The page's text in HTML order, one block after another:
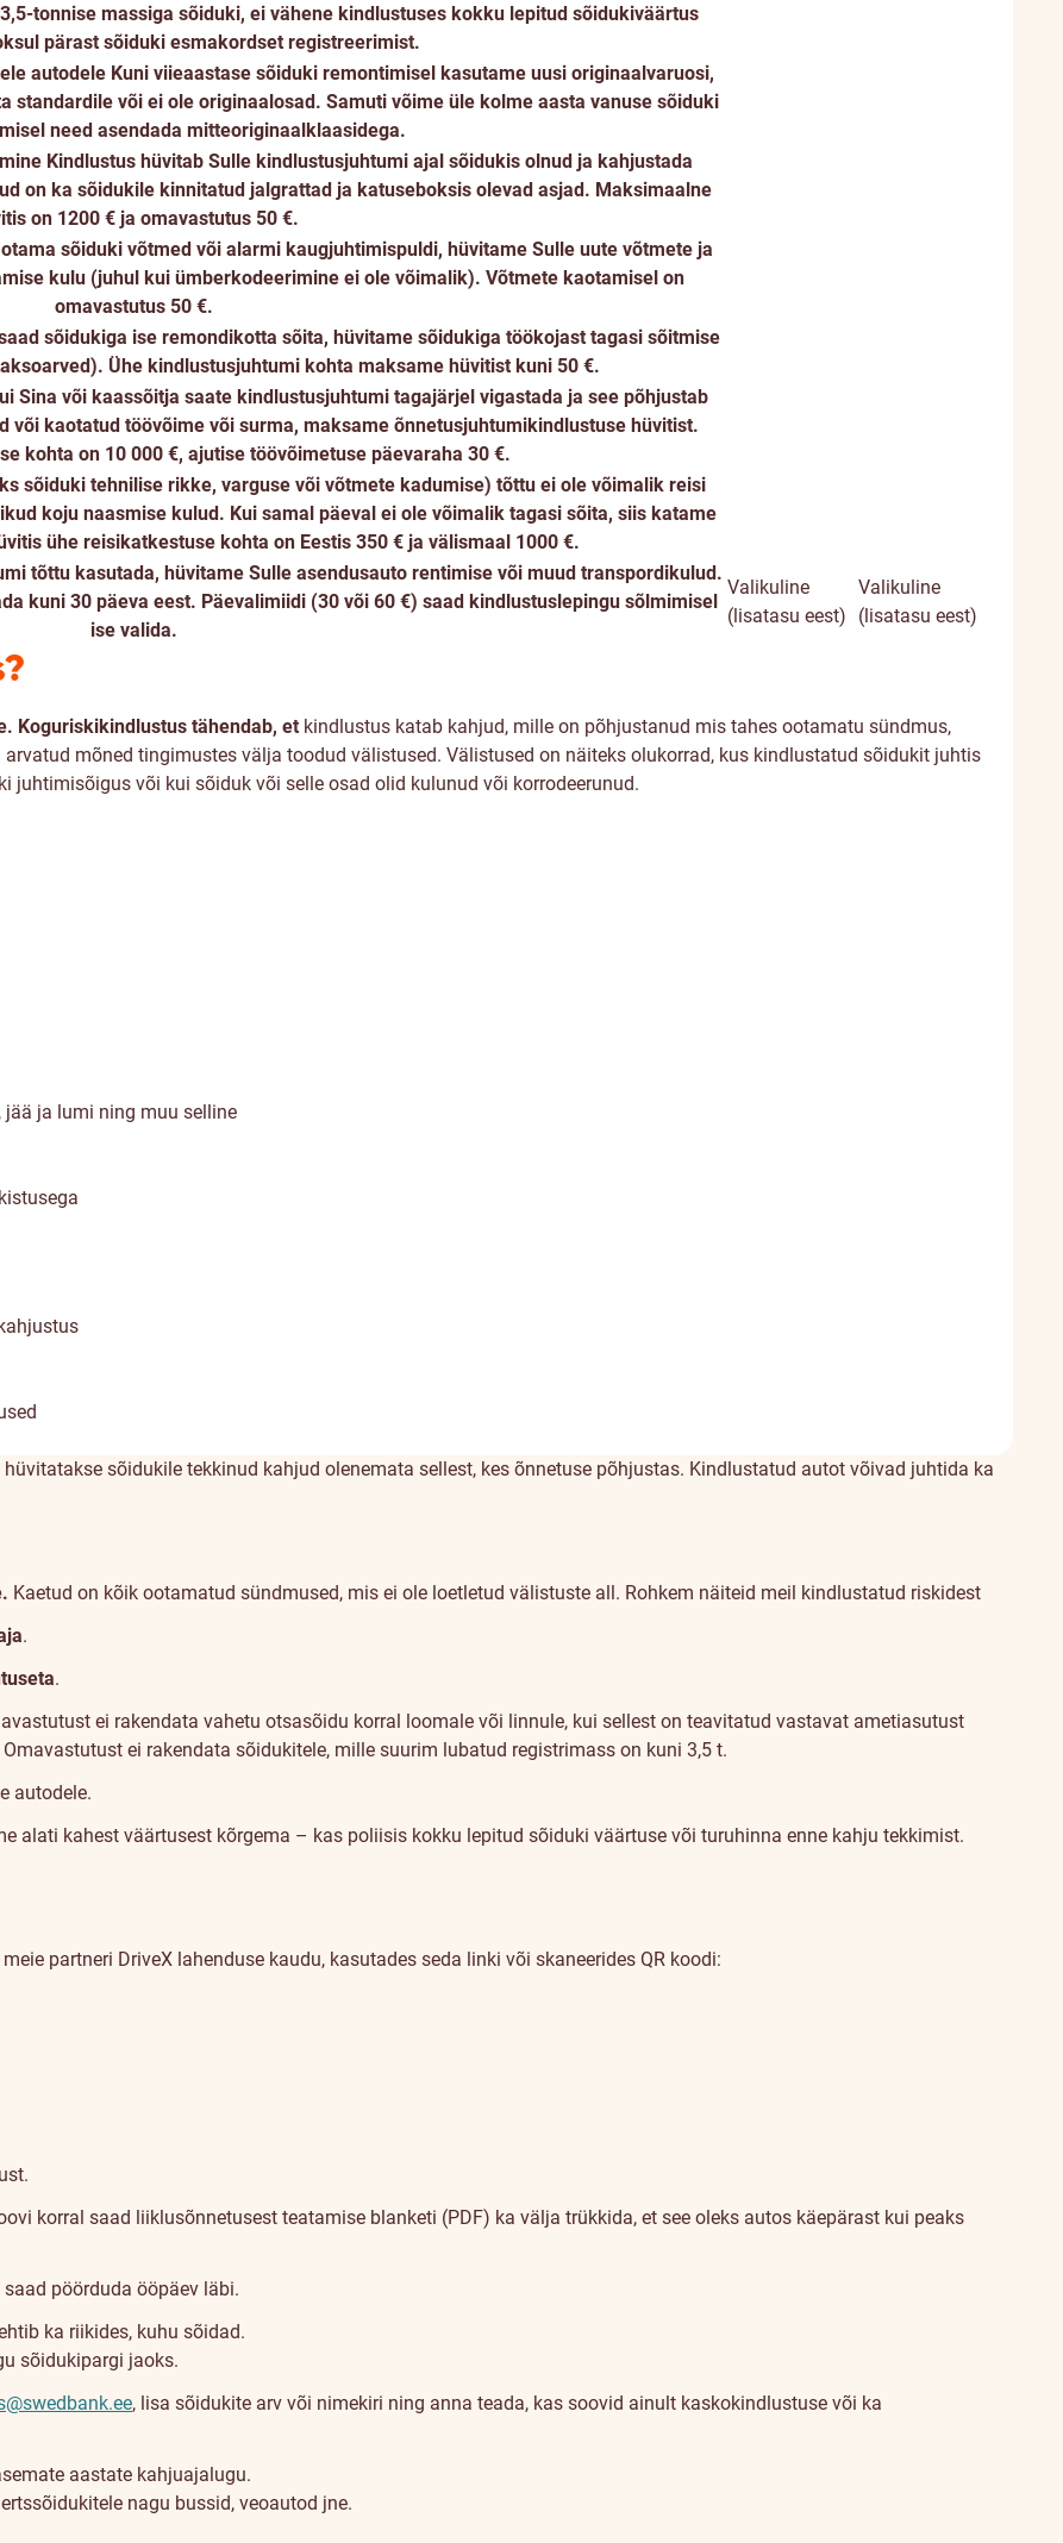
tonnise massiga sõiduki, ei vähene kindlustuses kokku lepitud sõidukiväärtus
pärast sõiduki esmakordset registreerimist.
autodele Kuni viieaastase sõiduki remontimisel kasutame uusi originaalvaruosi,
standardile või ei ole originaalosad. Samuti võime üle kolme aasta vanuse sõiduki
need asendada mitteoriginaalklaasidega.
Kindlustus hüvitab Sulle kindlustusjuhtumi ajal sõidukis olnud ja kahjustada
on ka sõidukile kinnitatud jalgrattad ja katuseboksis olevad asjad. Maksimaalne
on 1200 € ja omavastutus 50 €.
sõiduki võtmed või alarmi kaugjuhtimispuldi, hüvitame Sulle uute võtmete ja
kulu (juhul kui ümberkodeerimine ei ole võimalik). Võtmete kaotamisel on
omavastutus 50 €.
sõidukiga ise remondikotta sõita, hüvitame sõidukiga töökojast tagasi sõitmise
Ühe kindlustusjuhtumi kohta maksame hüvitist kuni 50 €.
Sina või kaassõitja saate kindlustusjuhtumi tagajärjel vigastada ja see põhjustab
või kaotatud töövõime või surma, maksame õnnetusjuhtumikindlustuse hüvitist.
kohta on 10 000 €, ajutise töövõimetuse päevaraha 30 €.
sõiduki tehnilise rikke, varguse või võtmete kadumise) tõttu ei ole võimalik reisi
koju naasmise kulud. Kui samal päeval ei ole võimalik tagasi sõita, siis katame
ühe reisikatkestuse kohta on Eestis 350 € ja välismaal 1000 €.
tõttu kasutada, hüvitame Sulle asendusauto rentimise või muud transpordikulud.
kuni 30 päeva eest. Päevalimiidi (30 või 60 €) saad kindlustuslepingu sõlmimisel
ise valida.
Valikuline
(lisatasu eest)
Valikuline
(lisatasu eest)
Koguriskikindlustus tähendab, et kindlustus katab kahjud, mille on põhjustanud mis tahes ootamatu sündmus,
mõned tingimustes välja toodud välistused. Välistused on näiteks olukorrad, kus kindlustatud sõidukit juhtis
juhtimisõigus või kui sõiduk või selle osad olid kulunud või korrodeerunud.
jää ja lumi ning muu selline
sõidukile tekkinud kahjud olenemata sellest, kes õnnetuse põhjustas. Kindlustatud autot võivad juhtida ka
Kaetud on kõik ootamatud sündmused, mis ei ole loetletud välistuste all. Rohkem näiteid meil kindlustatud riskidest
.
.
ei rakendata vahetu otsasõidu korral loomale või linnule, kui sellest on teavitatud vastavat ametiasutust
ei rakendata sõidukitele, mille suurim lubatud registrimass on kuni 3,5 t.
autodele.
alati kahest väärtusest kõrgema – kas poliisis kokku lepitud sõiduki väärtuse või turuhinna enne kahju tekkimist.
partneri DriveX lahenduse kaudu, kasutades seda linki või skaneerides QR koodi:
korral saad liiklusõnnetusest teatamise blanketi (PDF) ka välja trükkida, et see oleks autos käepärast kui peaks
saad pöörduda ööpäev läbi.
ka riikides, kuhu sõidad.
sõidukipargi jaoks.
, lisa sõidukite arv või nimekiri ning anna teada, kas soovid ainult kaskokindlustuse või ka
aastate kahjuajalugu.
nagu bussid, veoautod jne.